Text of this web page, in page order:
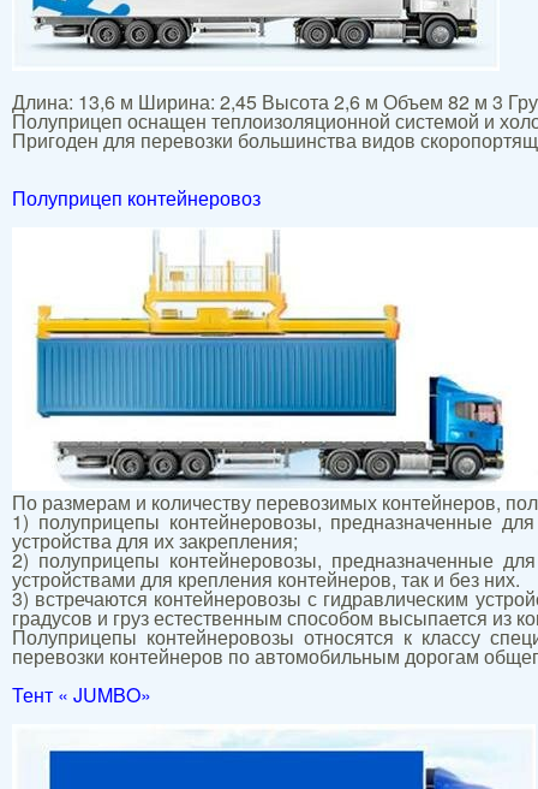
Длина: 13,6 м Ширина: 2,45 Высота 2,6 м Объем 82 м 3
Полуприцеп оснащен теплоизоляционной системой и
Пригоден для перевозки большинства видов
Полуприцеп контейнеровоз
По размерам и количеству перевозимых контейнеров,
1) полуприцепы контейнеровозы, предназначенные
устройства для их закрепления;
2) полуприцепы контейнеровозы, предназначенные
устройствами для крепления контейнеров, так и без них.
3) встречаются контейнеровозы с гидравлическим
градусов и груз естественным способом высыпается из
Полуприцепы контейнеровозы относятся к классу
перевозки контейнеров по автомобильным дорогам
Тент « JUMBO»